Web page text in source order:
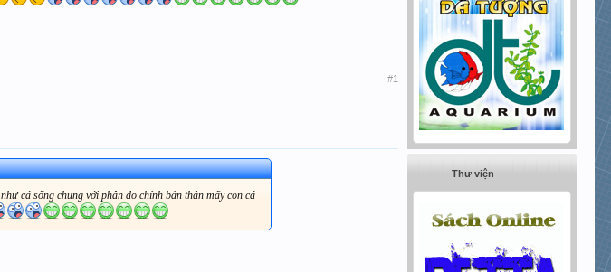
#1
cá sống chung với phân do chính bản thân mấy con cá
Thư viện